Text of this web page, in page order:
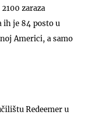
zaraza
ih je 84 posto u
Americi, a samo
Redeemer u